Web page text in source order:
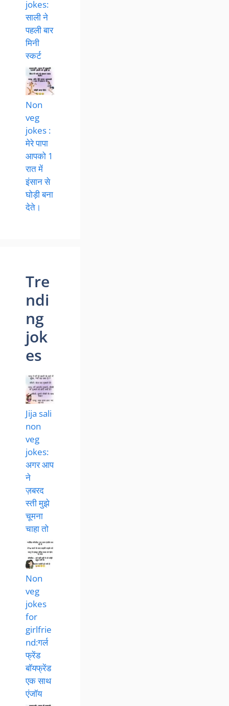
jokes:
साली ने
पहली बार
मिनी
स्कर्ट
Non
veg
jokes :
मेरे पापा
आपको 1
रात में
इंसान से
घोड़ी बना
देते।
Tre
ndi
ng
jok
es
Jija sali
non
veg
jokes:
अगर आप
ने
ज़बरद
स्ती मुझे
चूमना
चाहा तो
Non
veg
jokes
for
girlfrie
nd:गर्ल
फ्रेंड
बॉयफ्रेंड
एक साथ
एंजॉय